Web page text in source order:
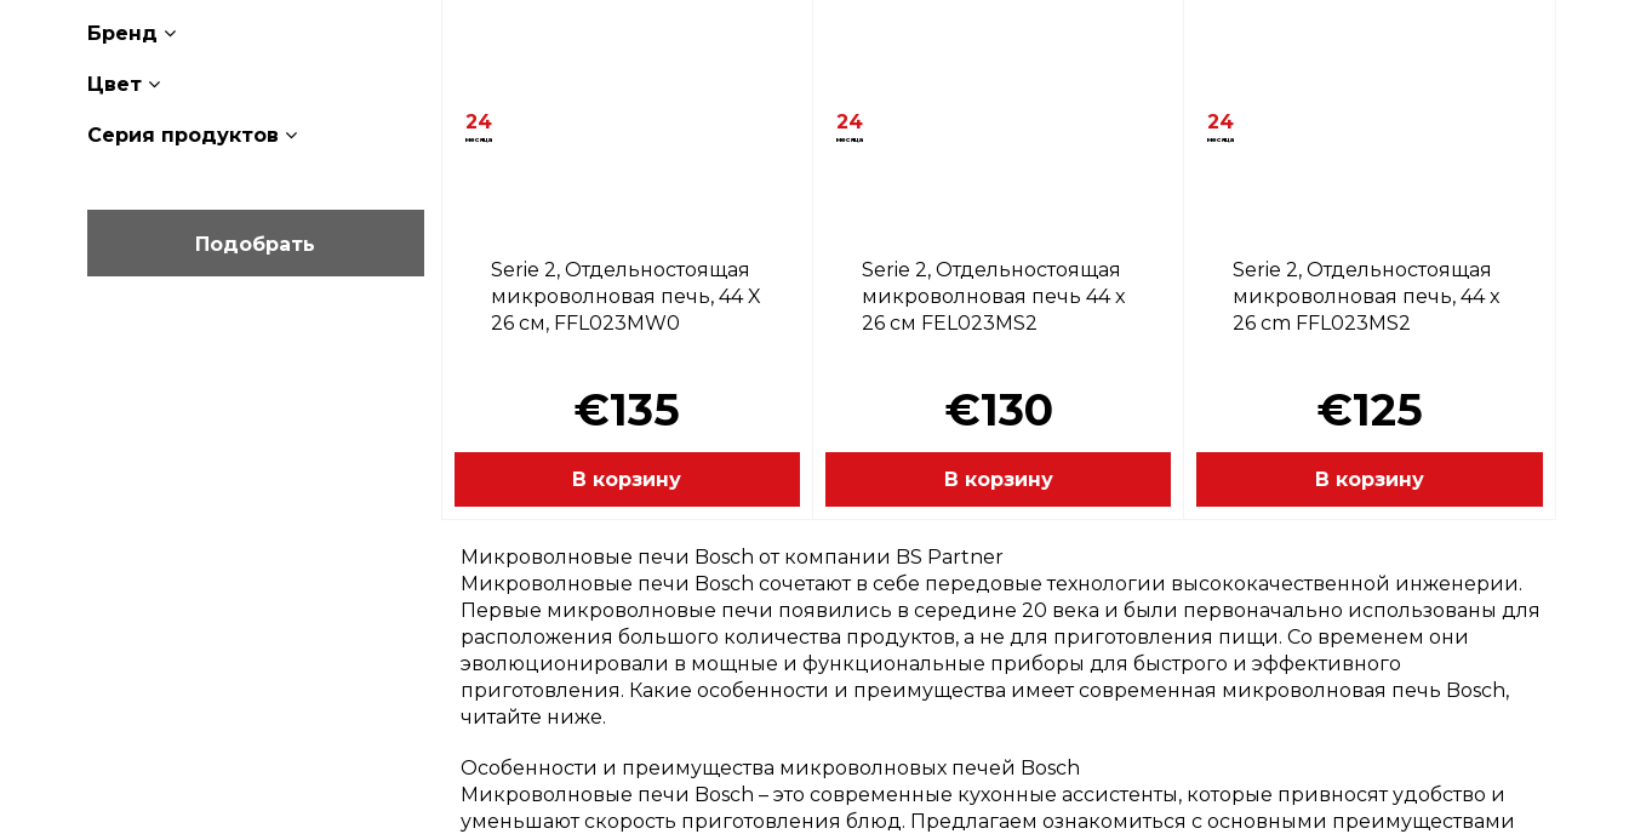
Бренд
Цвет
Серия продуктов
24
месяца
Serie 2, Отдельностоящая
микроволновая печь, 44 X
26 см, FFL023MW0
€135
В корзину
24
месяца
Serie 2, Отдельностоящая
микроволновая печь 44 x
26 см FEL023MS2
€130
В корзину
24
месяца
Serie 2, Отдельностоящая
микроволновая печь, 44 x
26 cm FFL023MS2
€125
В корзину
Микроволновые печи Bosch от компании BS Partner
Микроволновые печи Bosch сочетают в себе передовые технологии высококачественной инженерии.
Первые микроволновые печи появились в середине 20 века и были первоначально использованы для
расположения большого количества продуктов, а не для приготовления пищи. Со временем они
эволюционировали в мощные и функциональные приборы для быстрого и эффективного
приготовления. Какие особенности и преимущества имеет современная микроволновая печь Bosch,
читайте ниже.
Особенности и преимущества микроволновых печей Bosch
Микроволновые печи Bosch – это современные кухонные ассистенты, которые привносят удобство и
уменьшают скорость приготовления блюд. Предлагаем ознакомиться с основными преимуществами